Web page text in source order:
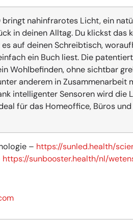
bringt nahinfrarotes Licht, ein
in deinen Alltag. Du klickst
auf deinen Schreibtisch,
ein Buch liest. Die
Wohlbefinden, ohne sichtbar
anderem in Zusammenarbeit
intelligenter Sensoren wird die
für das Homeoffice, Büros
– https://sunled.health/
https://sunbooster.health/nl/